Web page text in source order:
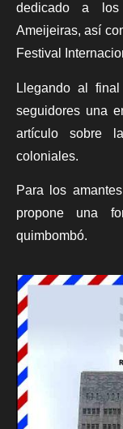
dedicado a
Ameijeiras, así
Festival
Llegando al
seguidores una
artículo sobre
coloniales.
Para los
propone una
quimbombó.